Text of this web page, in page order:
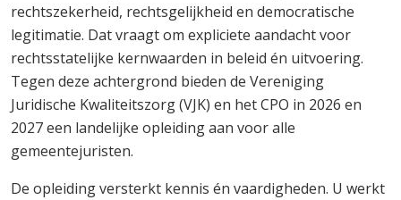
rechtszekerheid, rechtsgelijkheid en democratische
legitimatie. Dat vraagt om expliciete aandacht voor
rechtsstatelijke kernwaarden in beleid én uitvoering.
Tegen deze achtergrond bieden de Vereniging
Juridische Kwaliteitszorg (VJK) en het CPO in 2026 en
2027 een landelijke opleiding aan voor alle
gemeentejuristen.
De opleiding versterkt kennis én vaardigheden. U werkt